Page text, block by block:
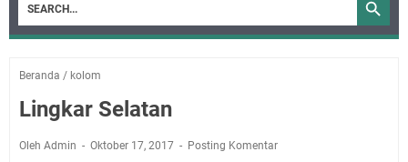
Beranda / kolom
Lingkar Selatan
Oleh Admin Oktober 17, 2017 Posting Komentar